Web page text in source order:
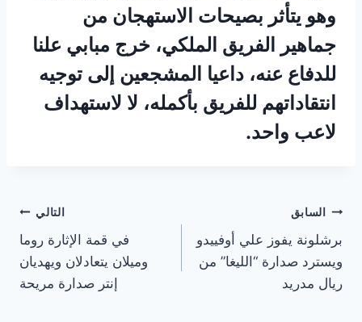
وهو يتأثر بصيحات الاستهجان من
جماهير الفريق الملكي، خرج مبابي علنا
للدفاع عنه، داعيا المشجعين إلى توجيه
انتقاداتهم للفريق بأكمله، لا لاستهداف
لاعب واحد.
تصفّح
المقالات
السابق
برشلونة يفوز علي أوفييدو
ويسترد صدارة “الليغا” من
ريال مدريد
التالي
في قمة الإثارة روما
وميلان يتعادلان ويهديان
إنتر صدارة مريحة